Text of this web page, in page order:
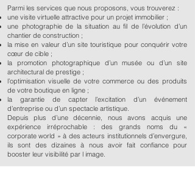
Parmi les services que nous proposons, vous trouverez :
une visite virtuelle attractive pour un projet immobilier ;
une photographie de la situation au fil de l’évolution d’un
chantier de construction ;
la mise en valeur d’un site touristique pour conquérir votre
cœur de cible ;
la promotion photographique d’un musée ou d’un site
architectural de prestige ;
l’optimisation visuelle de votre commerce ou des produits
de votre boutique en ligne ;
la garantie de capter l’excitation d’un événement
d’entreprise ou d’un spectacle artistique.
Depuis plus d’une décennie, nous avons acquis une
expérience irréprochable : des grands noms du «
corporate world » à des acteurs institutionnels d’envergure,
ils sont des dizaines à nous avoir fait confiance pour
booster leur visibilité par l image.